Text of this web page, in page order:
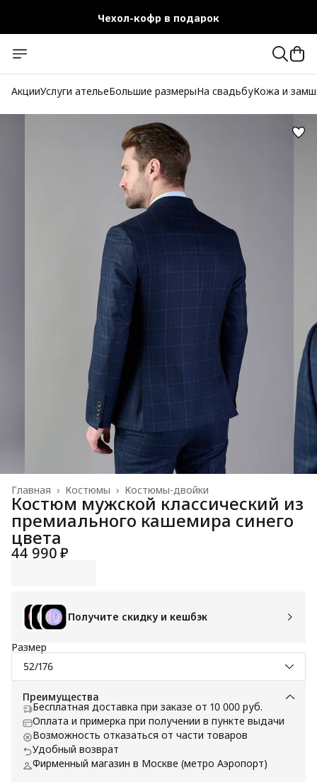
Чехол-кофр в подарок
Бесплатная доставка при заказе от 10 000 руб.
АкцииУслуги ательеБольшие размерыНа свадьбуКожа и
Костюмы-двойки
Костюмы ›
Главная ›
Костюм мужской классический из
премиального кашемира синего
цвета
44 990 ₽
Получите скидку и кешбэк
Размер
52/176
Преимущества
Бесплатная доставка при заказе от 10 000 руб.
Оплата и примерка при получении в пункте выдачи
Возможность отказаться от части товаров
Удобный возврат
Фирменный магазин в Москве (метро Аэропорт)